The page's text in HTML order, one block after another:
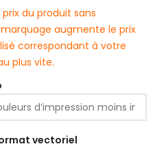
du produit sans
augmente le prix
correspondant à votre
plus vite.
vectoriel